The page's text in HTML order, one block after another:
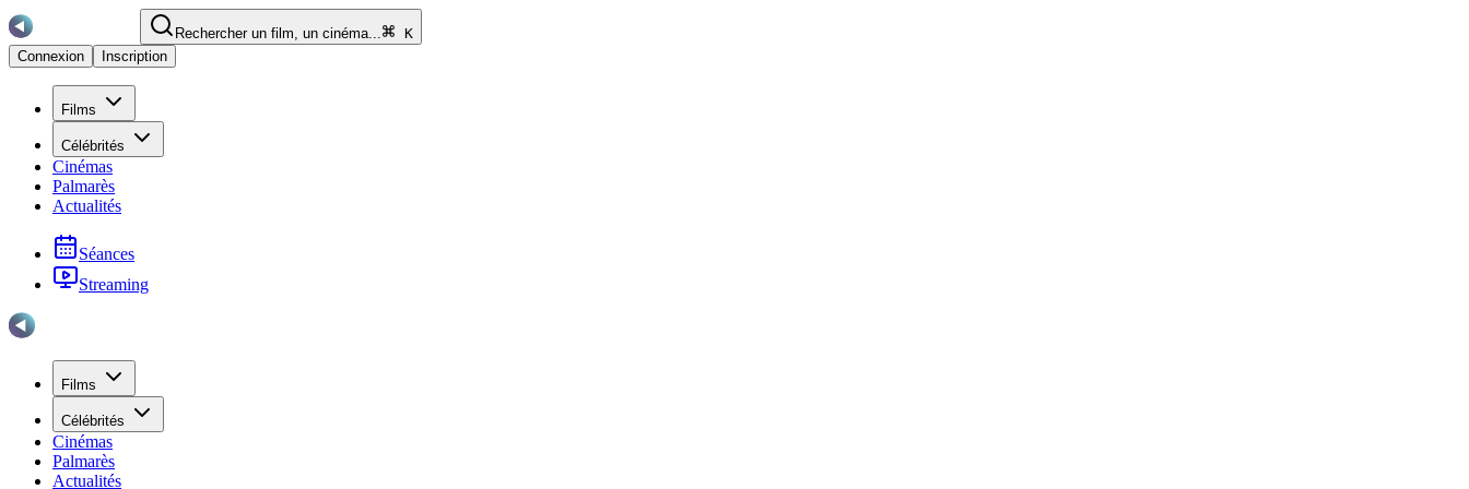
Rechercher un film, un cinéma...
K
Connexion
Inscription
Films
Célébrités
Cinémas
Palmarès
Actualités
Séances
Streaming
Films
Célébrités
Cinémas
Palmarès
Actualités